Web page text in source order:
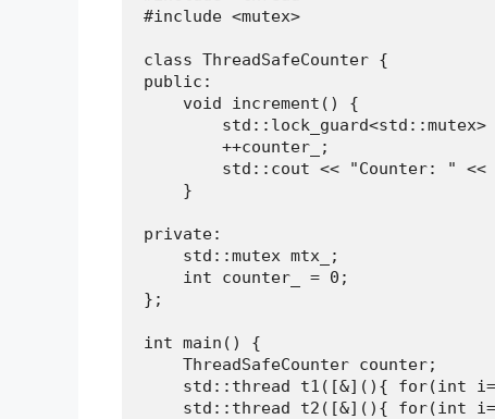
#include <mutex>
class ThreadSafeCounter {
public:
    void increment() {
std::lock_guard<std::mutex>
        ++counter_;
std::cout << "Counter: " <<
    }
private:
    std::mutex mtx_;
    int counter_ = 0;
};
int main() {
    ThreadSafeCounter counter;
std::thread t1([&](){ for(int
std::thread t2([&](){ for(int